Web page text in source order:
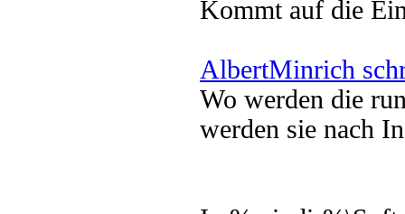
Kommt auf die
AlbertMinrich
Wo werden die
werden sie nach